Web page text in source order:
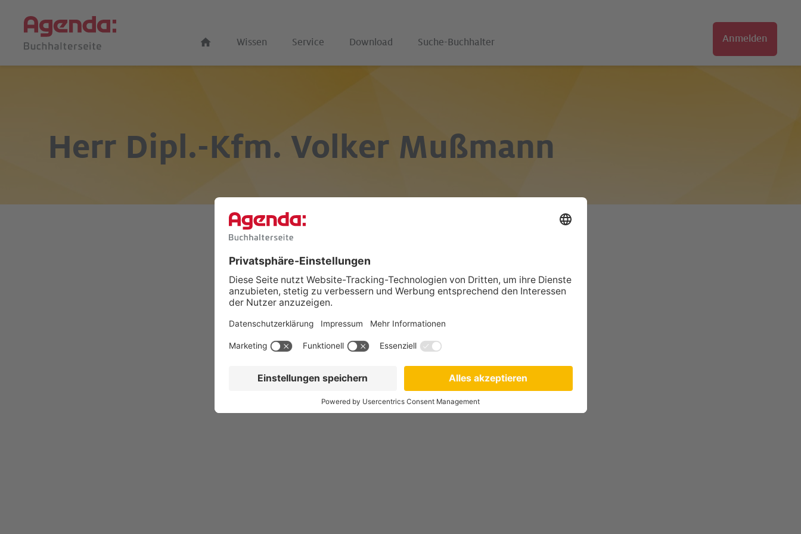
Wissen Service Download Suche-Buchhalter Anmelden
Herr Dipl.-Kfm. Volker Mußmann